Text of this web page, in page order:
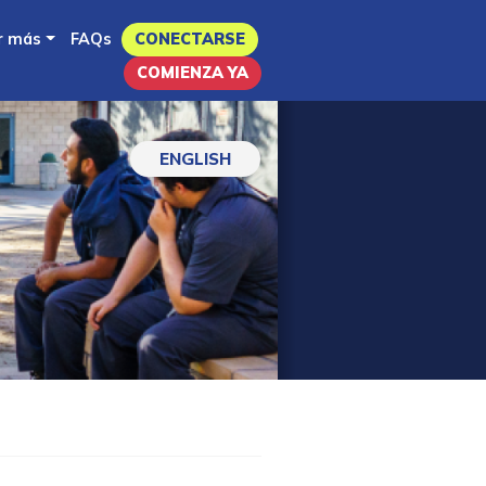
más FAQs
CONECTARSE
COMIENZA YA
ENGLISH